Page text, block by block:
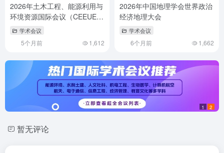
2026年土木工程、能源利用与
环境资源国际会议（CEEUER
2026）
学术会议
5个月前 1,612
2026年中国地理学会世界政治
经济地理大会
学术会议
6个月前 1,662
1 2
暂无评论